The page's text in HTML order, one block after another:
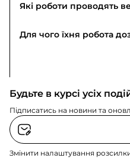
Які роботи проводять
Для чого їхня робота
Будьте в курсі усіх
Підписатись на новини та
Змінити налаштування